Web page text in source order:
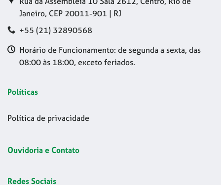
Janeiro, CEP 20011-901 | RJ
+55 (21) 32890568
Horário de Funcionamento: de segunda a sexta, das
08:00 às 18:00, exceto feriados.
Políticas
Política de privacidade
Ouvidoria e Contato
Redes Sociais